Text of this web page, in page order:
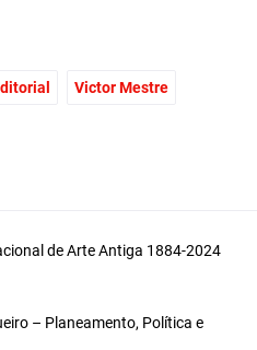
Victor Mestre
de Arte Antiga 1884-2024
– Planeamento, Política e